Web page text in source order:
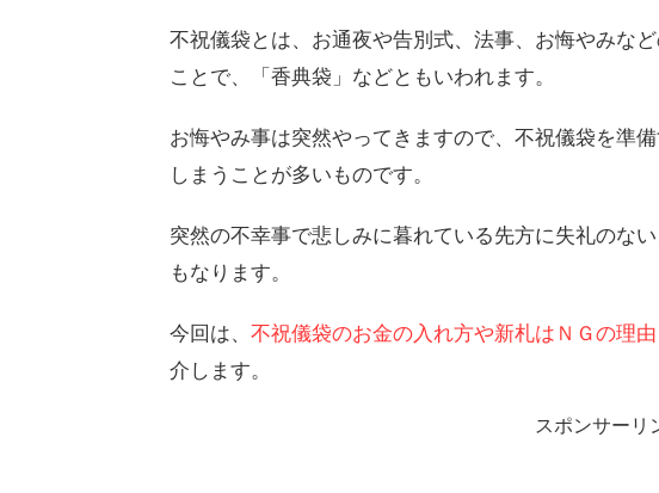
不祝儀袋とは、お通夜や告別式、法事、お悔やみな
ことで、「香典袋」などともいわれます。
お悔やみ事は突然やってきますので、不祝儀袋を準
しまうことが多いものです。
突然の不幸事で悲しみに暮れている先方に失礼のな
もなります。
今回は、 不祝儀袋のお金の入れ方や新札はＮＧの理
介します。
スポンサーリ